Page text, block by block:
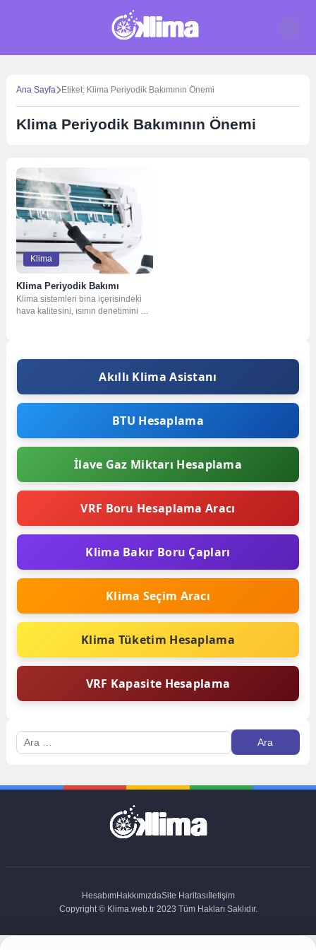
Ana Sayfa Etiket: Klima Periyodik Bakımının Önemi
Klima Periyodik Bakımının Önemi
Klima
Klima Periyodik Bakımı
Klima sistemleri bina içerisindeki
hava kalitesini, ısının denetimini ve
Akıllı Klima Asistanı
BTU Hesaplama
İlave Gaz Miktarı Hesaplama
VRF Boru Hesaplama Aracı
Klima Bakır Boru Çapları
Klima Seçim Aracı
Klima Tüketim Hesaplama
VRF Kapasite Hesaplama
Arama:
HesabımHakkımızdaSite Haritasıİletişim
Copyright © Klima.web.tr 2023 Tüm Hakları Saklıdır.